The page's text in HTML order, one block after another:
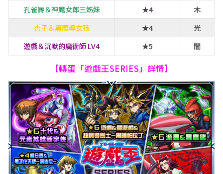
孔雀舞＆神鷹女郎三姊妹
★4
木
杏子＆黑魔導女孩
★4
光
遊戲＆沉默的魔術師 LV4
★5 闇
【轉蛋「遊戲王SERIES」詳情】